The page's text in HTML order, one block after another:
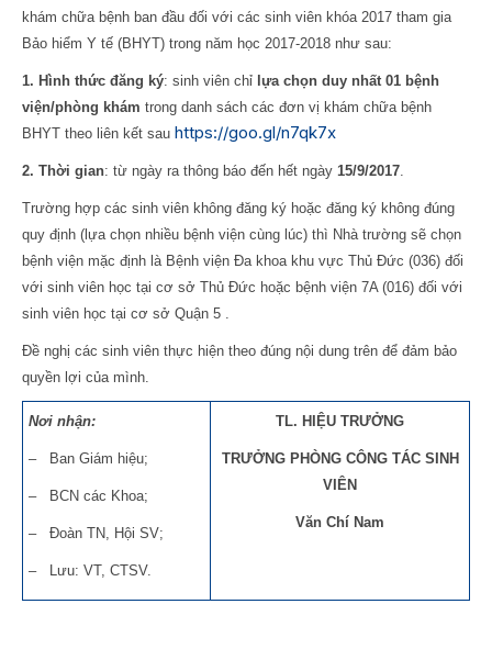
khám chữa bệnh ban đầu đối với các sinh viên khóa 2017 tham gia
Bảo hiểm Y tế (BHYT) trong năm học 2017-2018 như sau:
1. Hình thức đăng ký: sinh viên chỉ lựa chọn duy nhất 01 bệnh
viện/phòng khám trong danh sách các đơn vị khám chữa bệnh
BHYT theo liên kết sau https://goo.gl/n7qk7x
2. Thời gian: từ ngày ra thông báo đến hết ngày 15/9/2017
Trường hợp các sinh viên không đăng ký hoặc đăng ký không đúng
quy định (lựa chọn nhiều bệnh viện cùng lúc) thì Nhà trường sẽ chọn
bệnh viện mặc định là Bệnh viện Đa khoa khu vực Thủ Đức (036) đối
với sinh viên học tại cơ sở Thủ Đức hoặc bệnh viện 7A (016) đối với
sinh viên học tại cơ sở Quận 5 .
Đề nghị các sinh viên thực hiện theo đúng nội dung trên để đảm bảo
quyền lợi của mình.
Nơi nhận:
– Ban Giám hiệu;
– BCN các Khoa;
– Đoàn TN, Hội SV;
– Lưu: VT, CTSV.
TL. HIỆU TRƯỞNG
TRƯỞNG PHÒNG CÔNG TÁC SINH
VIÊN
Văn Chí Nam